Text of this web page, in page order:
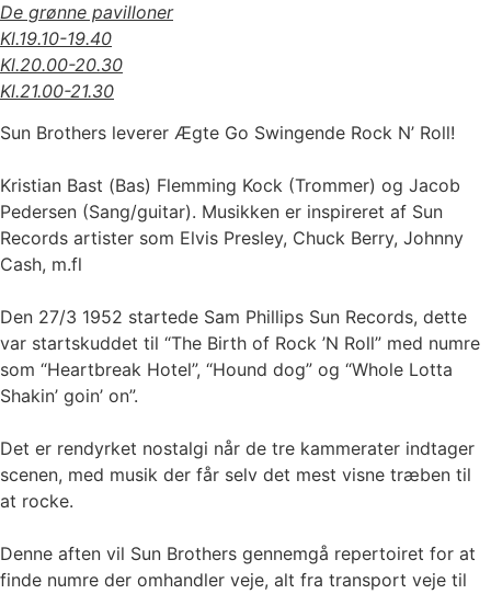
De grønne pavilloner
Kl.19.10-19.40
Kl.20.00-20.30
Kl.21.00-21.30
Sun Brothers leverer Ægte Go Swingende Rock N’ Roll!
Kristian Bast (Bas) Flemming Kock (Trommer) og Jacob
Pedersen (Sang/guitar). Musikken er inspireret af Sun
Records artister som Elvis Presley, Chuck Berry, Johnny
Cash, m.fl
Den 27/3 1952 startede Sam Phillips Sun Records, dette
var startskuddet til “The Birth of Rock ’N Roll” med numre
som “Heartbreak Hotel”, “Hound dog” og “Whole Lotta
Shakin’ goin’ on”.
Det er rendyrket nostalgi når de tre kammerater indtager
scenen, med musik der får selv det mest visne træben til
at rocke.
Denne aften vil Sun Brothers gennemgå repertoiret for at
finde numre der omhandler veje, alt fra transport veje til